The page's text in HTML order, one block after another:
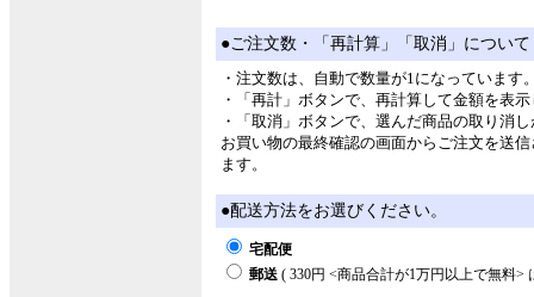
●ご注文数・「再計算」「取消」について
・注文数は、自動で数量が1になっていま
・「再計」ボタンで、再計算して金額を表
・「取消」ボタンで、選んだ商品の取り消
お買い物の最終確認の画面からご注文を送
ます。
●配送方法をお選びください。
宅配便
郵送 ( 330円 <商品合計が1万円以上で無料>